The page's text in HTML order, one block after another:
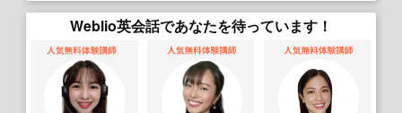
Weblio英会話であなたを待っています！